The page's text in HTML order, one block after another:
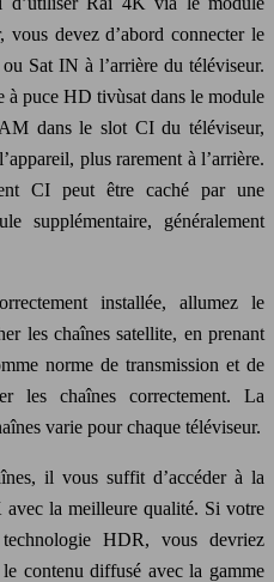
devez d’abord connecter le
Sat IN à l’arrière du téléviseur.
à puce HD tivùsat dans le module
dans le slot CI du téléviseur,
plus rarement à l’arrière.
CI peut être caché par une
supplémentaire, généralement
installée, allumez le
les chaînes satellite, en prenant
norme de transmission et de
les chaînes correctement. La
varie pour chaque téléviseur.
il vous suffit d’accéder à la
la meilleure qualité. Si votre
HDR, vous devriez
contenu diffusé avec la gamme